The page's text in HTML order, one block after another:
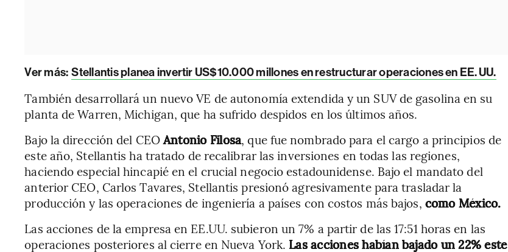
Ver más: Stellantis planea invertir US$10.000 millones en restructurar operaciones en EE. UU.
También desarrollará un nuevo VE de autonomía extendida y un SUV de gasolina en su
planta de Warren, Michigan, que ha sufrido despidos en los últimos años.
Bajo la dirección del CEOAntonio Filosa, que fue nombrado para el cargo a principios de
este año, Stellantis ha tratado de recalibrar las inversiones en todas las regiones,
haciendo especial hincapié en el crucial negocio estadounidense. Bajo el mandato del
anterior CEO, Carlos Tavares, Stellantis presionó agresivamente para trasladar la
producción y las operaciones de ingeniería a países con costos más bajos, como México.
Las acciones de la empresa en EE.UU. subieron un 7% a partir de las 17:51 horas en las
operaciones posteriores al cierre en Nueva York. Las acciones habían bajado un 22% este